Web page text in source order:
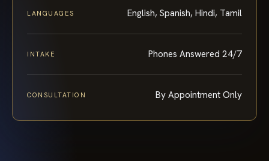
LANGUAGES English, Spanish, Hindi, Tamil
INTAKE Phones Answered 24/7
CONSULTATION By Appointment Only